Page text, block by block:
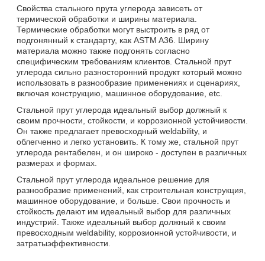
Свойства стального прута углерода зависеть от
термической обработки и ширины материала.
Термические обработки могут выстроить в ряд от
подгонянный к стандарту, как ASTM A36. Ширину
материала можно также подгонять согласно
специфическим требованиям клиентов. Стальной прут
углерода сильно разносторонний продукт который можно
использовать в разнообразие применениях и сценариях,
включая конструкцию, машинное оборудование, etc.
Стальной прут углерода идеальный выбор должный к
своим прочности, стойкости, и коррозионной устойчивости.
Он также предлагает превосходный weldability, и
облегченно и легко установить. К тому же, стальной прут
углерода рентабелен, и он широко - доступен в различных
размерах и формах.
Стальной прут углерода идеальное решение для
разнообразие применений, как строительная конструкция,
машинное оборудование, и больше. Свои прочность и
стойкость делают им идеальный выбор для различных
индустрий. Также идеальный выбор должный к своим
превосходным weldability, коррозионной устойчивости, и
затратыэффективности.